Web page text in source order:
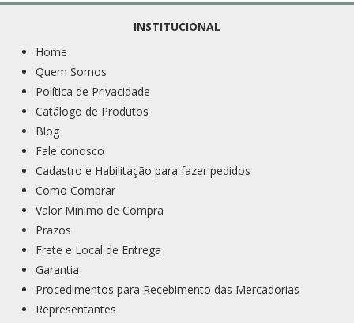
INSTITUCIONAL
Home
Quem Somos
Política de Privacidade
Catálogo de Produtos
Blog
Fale conosco
Cadastro e Habilitação para fazer pedidos
Como Comprar
Valor Mínimo de Compra
Prazos
Frete e Local de Entrega
Garantia
Procedimentos para Recebimento das Mercadorias
Representantes